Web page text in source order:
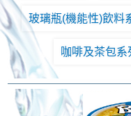
玻璃瓶(機能性)飲料
咖啡及茶包系